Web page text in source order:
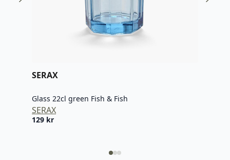
SERAX
Glass 22cl green Fish & Fish
SERAX
129 kr